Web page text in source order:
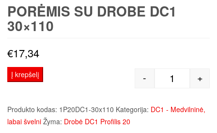
PORĖMIS SU DROBE DC1
30×110
€17,34
produkto
- +
Į krepšelį
Produkto kodas: 1P20DC1-30x110 Kategorija: DC1 - Medvilninė,
labai švelni Žyma: Drobė DC1 Profilis 20